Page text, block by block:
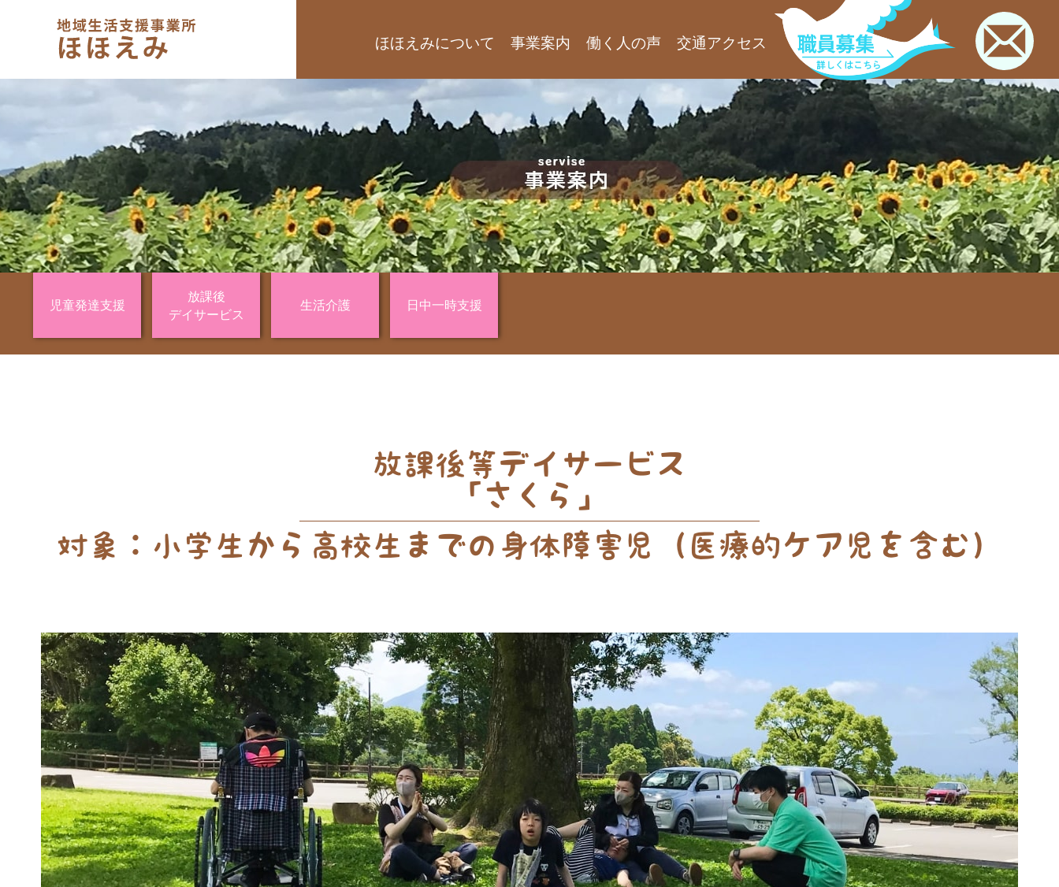
ほほえみについて 事業案内 働く人の声 交通アクセス
児童発達支援
放課後
デイサービス
生活介護 日中一時支援
放課後等デイサービス
「さくら」
対象：小学生から高校生までの身体障害児（医療的ケア児を含む）